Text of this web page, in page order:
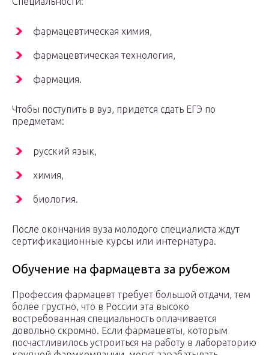
фармацевтическая химия,
фармацевтическая технология,
фармация.
Чтобы поступить в вуз, придется сдать ЕГЭ по
предметам:
русский язык,
химия,
биология.
После окончания вуза молодого специалиста ждут
сертификационные курсы или интернатура.
Обучение на фармацевта за рубежом
Профессия фармацевт требует большой отдачи, тем
более грустно, что в России эта высоко
востребованная специальность оплачивается
довольно скромно. Если фармацевты, которым
посчастливилось устроиться на работу в лабораторию